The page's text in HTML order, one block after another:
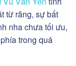
từ răng, sự bất
nha chưa tối ưu,
trong quá